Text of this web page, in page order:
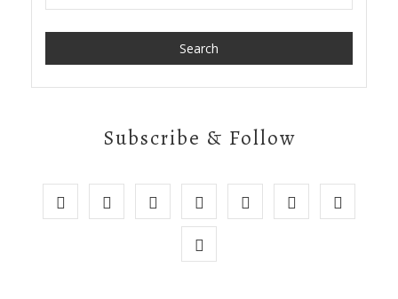
Subscribe & Follow